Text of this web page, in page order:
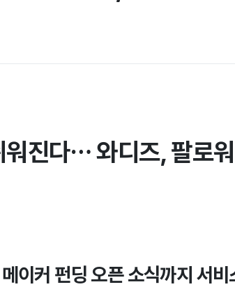
워진다… 와디즈, 팔로
이커 펀딩 오픈 소식까지 서